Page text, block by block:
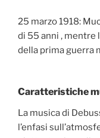
25 marzo 1918:
di 55 anni , mentre
della prima guerra
Caratteristiche
La musica di
l’enfasi